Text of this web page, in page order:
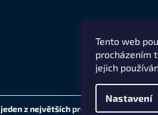
Tento web
procházením
jejich
Nastavení
jeden z největších prodejců značky